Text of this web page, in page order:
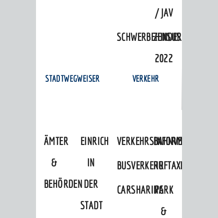
/ JAV
ZENSUS
2022
STADTWEGWEISER
ÄMTER
&
BEHÖRDEN
EINRICHTUNGEN
IN
DER
STADT
VERKEHR
VERKEHRSINFORMATIONEN
BAHNVERKEHR
BUSVERKEHRRUFTAXI
CARSHARINGPARK
&